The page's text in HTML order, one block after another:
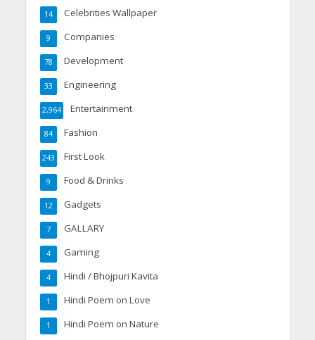
Celebrities Wallpaper
14
Companies
9
Development
78
Engineering
33
Entertainment
2,964
Fashion
84
First Look
243
Food & Drinks
9
Gadgets
12
GALLARY
7
Gaming
4
Hindi / Bhojpuri Kavita
4
Hindi Poem on Love
1
Hindi Poem on Nature
1